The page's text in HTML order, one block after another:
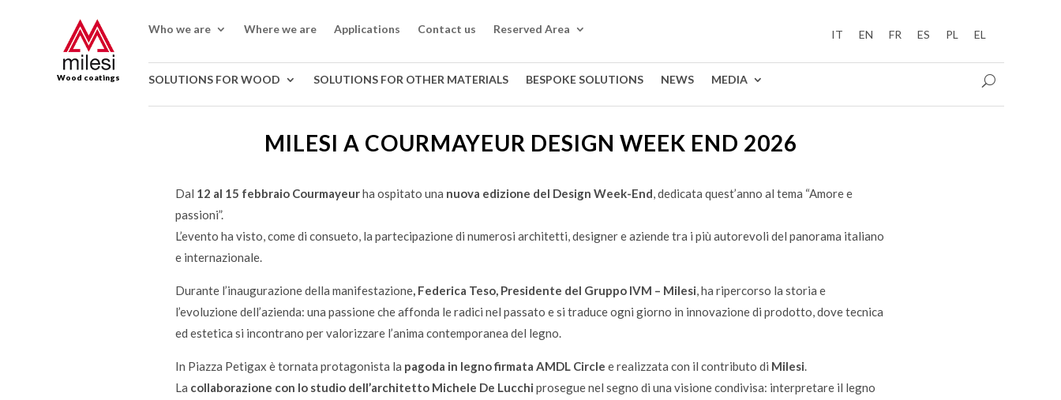
Wood coatings
Who we are Where we are Applications Contact us Reserved Area IT EN FR ES PL EL
SOLUTIONS FOR WOOD SOLUTIONS FOR OTHER MATERIALS BESPOKE SOLUTIONS NEWS MEDIA
MILESI A COURMAYEUR DESIGN WEEK END 2026
Dal 12 al 15 febbraio Courmayeurha ospitato una nuova edizione del Design Week-End, dedicata quest’anno al tema “Amore e
passioni”.
L’evento ha visto, come di consueto, la partecipazione di numerosi architetti, designer e aziende tra i più autorevoli del panorama italiano
e internazionale.
Durante l’inaugurazione della manifestazione, Federica Teso, Presidente del Gruppo IVM – Milesi, ha ripercorso la storia e
l’evoluzione dell’azienda: una passione che affonda le radici nel passato e si traduce ogni giorno in innovazione di prodotto, dove tecnica
ed estetica si incontrano per valorizzare l’anima contemporanea del legno.
In Piazza Petigax è tornata protagonista la pagoda in legno firmata AMDL Circle e realizzata con il contributo di Milesi.
La collaborazione con lo studio dell’architetto Michele De Lucchi prosegue nel segno di una visione condivisa: interpretare il legno